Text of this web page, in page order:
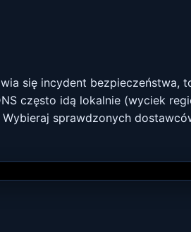
się incydent bezpieczeństwa,
często idą lokalnie (wyciek
sprawdzonych